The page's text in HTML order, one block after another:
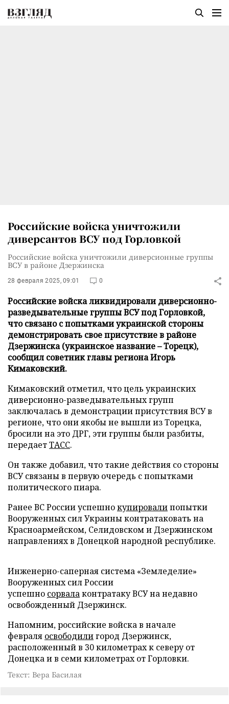
Российские войска уничтожили
диверсантов ВСУ под Горловкой
Российские войска уничтожили диверсионные группы
ВСУ в районе Дзержинска
28 февраля 2025, 09:01 0
Российские войска ликвидировали диверсионно-
разведывательные группы ВСУ под Горловкой,
что связано с попытками украинской стороны
демонстрировать свое присутствие в районе
Дзержинска (украинское название – Торецк),
сообщил советник главы региона Игорь
Кимаковский.
Кимаковский отметил, что цель украинских
диверсионно-разведывательных групп
заключалась в демонстрации присутствия ВСУ в
регионе, что они якобы не вышли из Торецка,
бросили на это ДРГ, эти группы были разбиты,
передаетТАСС.
Он также добавил, что такие действия со стороны
ВСУ связаны в первую очередь с попытками
политического пиара.
Ранее ВС России успешнокупировалипопытки
Вооруженных сил Украины контратаковать на
Красноармейском, Селидовском и Дзержинском
направлениях в Донецкой народной республике.
Инженерно-саперная система «Земледелие»
Вооруженных сил России
успешно сорвалаконтратаку ВСУ на недавно
освобожденный Дзержинск.
Напомним, российские войска в начале
февраля освободилигород Дзержинск,
расположенный в 30 километрах к северу от
Донецка и в семи километрах от Горловки.
Текст: Вера Басилая